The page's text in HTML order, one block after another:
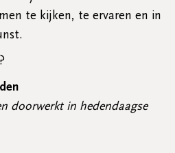
te kijken, te ervaren en in
doorwerkt in hedendaagse